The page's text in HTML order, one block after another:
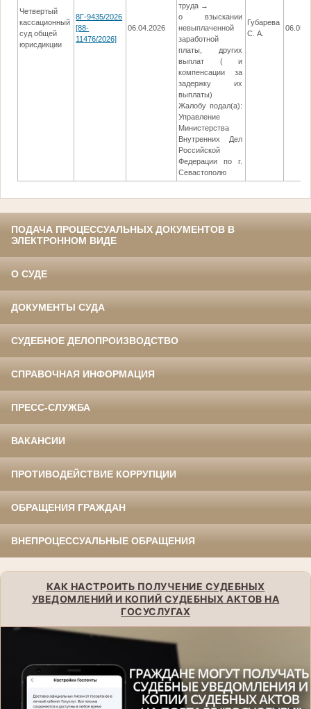
Четвертый
кассационный
суд общей
юрисдикции
8Г-9435/2026
[88-
11476/2026]
06.04.2026
труда →
о взыскании
невыплаченной
заработной
платы, других
выплат ( и
компенсации за
задержку их
выплаты)
Жалобу подал(а):
Управление
Министерства
Внутренних Дел
Российской
Федерации по г.
Севастополю
Губарева
С. А.
ПОДАЧА ПРОЦЕССУАЛЬНЫХ ДОКУМЕНТОВ В
ЭЛЕКТРОННОМ ВИДЕ
О СУДЕ
ДОКУМЕНТЫ СУДА
СУДЕБНОЕ ДЕЛОПРОИЗВОДСТВО
СПРАВОЧНАЯ ИНФОРМАЦИЯ
ПРЕСС-СЛУЖБА
ВАКАНСИИ
ПРОТИВОДЕЙСТВИЕ КОРРУПЦИИ
ОБРАЩЕНИЯ ГРАЖДАН
ВНЕПРОЦЕССУАЛЬНЫЕ ОБРАЩЕНИЯ
КАК НАСТРОИТЬ ПОЛУЧЕНИЕ СУДЕБНЫХ
УВЕДОМЛЕНИЙ И КОПИЙ СУДЕБНЫХ АКТОВ НА
ГОСУСЛУГАХ